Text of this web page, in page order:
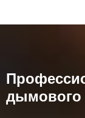
дымового